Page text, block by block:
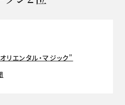
エンタル・マジック”